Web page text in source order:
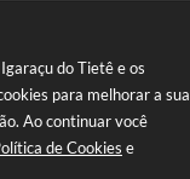
do Tietê e os
para melhorar a sua
Ao continuar você
de Cookies e